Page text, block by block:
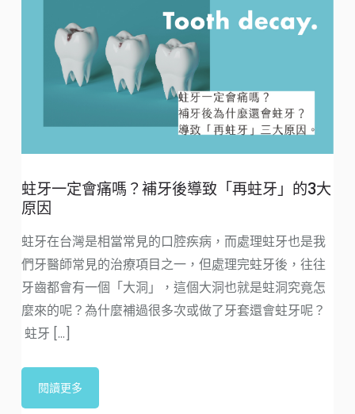
蛀牙一定會痛嗎？補牙後導致「再蛀牙」的3大
原因
蛀牙在台灣是相當常見的口腔疾病，而處理蛀牙也是我
們牙醫師常見的治療項目之一，但處理完蛀牙後，往往
牙齒都會有一個「大洞」，這個大洞也就是蛀洞究竟怎
麼來的呢？為什麼補過很多次或做了牙套還會蛀牙呢？
蛀牙 [...]
閱讀更多